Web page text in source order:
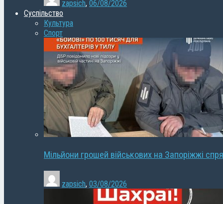
zapsich, 06/08/2026
Суспільство
Культура
Спорт
Мільйони грошей військових на Запоріжжі
zapsich, 03/08/2026